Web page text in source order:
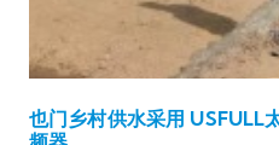
也门乡村供水采用 USFULL